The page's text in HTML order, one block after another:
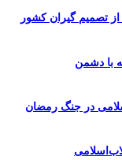
تصمیم گیران کشور
با دشمن
در جنگ رمضان